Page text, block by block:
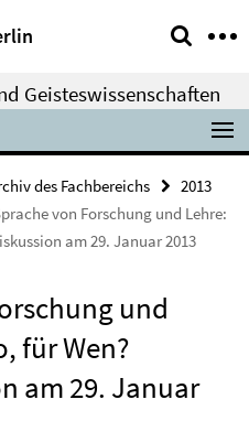
Geisteswissenschaften
des Fachbereichs
2013
von Forschung und Lehre:
am 29. Januar 2013
und
für Wen?
am 29. Januar